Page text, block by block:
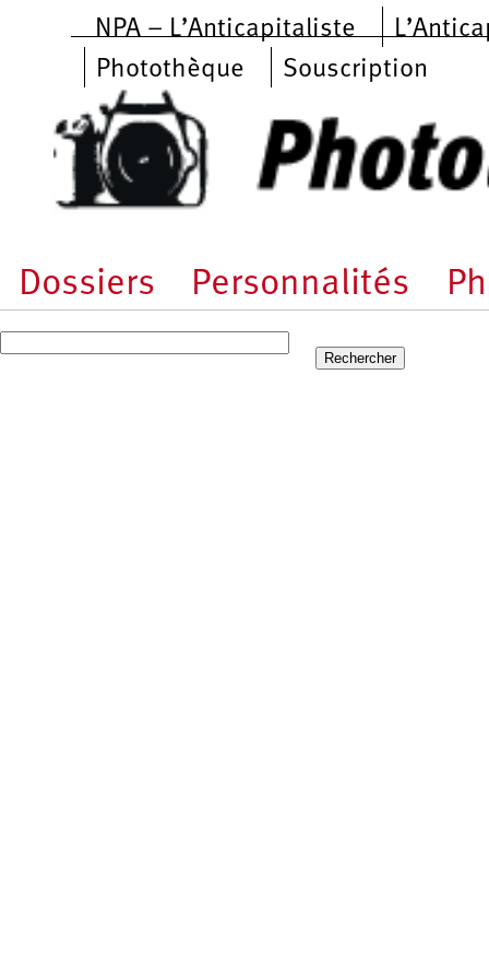
Aller au contenu principal
NPA – L’Anticapitaliste
Photothèque
Souscription
Dossiers Personnalités